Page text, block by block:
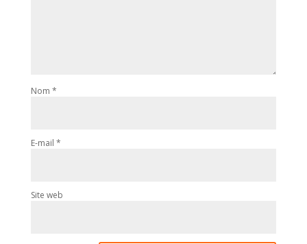
Nom *
E-mail *
Site web